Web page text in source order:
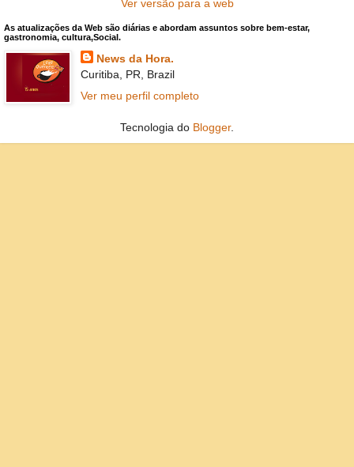
Ver versão para a web
As atualizações da Web são diárias e abordam assuntos sobre bem-estar,
gastronomia, cultura,Social.
News da Hora.
Curitiba, PR, Brazil
Ver meu perfil completo
Tecnologia do Blogger.